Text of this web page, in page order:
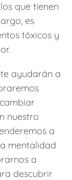
que tienen
es
tóxicos y
ayudarán a
nuestro
a
mentalidad
a
descubrir